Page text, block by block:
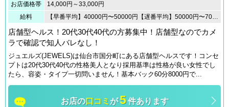
お店価格帯
14,000円～33,000円
給料
店舗型ヘルス！20代30代40代の方募集中！店舗型なのでカメ
ラで確認で知人バレなし！
ジュエルズ(JEWELS)は仙台市国分町にある店舗型ヘルスです！コンセ
プトは20代30代40代の性格美人となり採用基準は性格が良い女性でし
たら、容姿・タイプ一切問いません！基本バック60分8000円で...
お店の口コミ が 5 件あります